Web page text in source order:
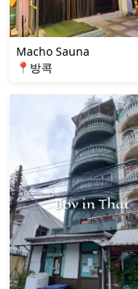
Macho Sauna
📍방콕